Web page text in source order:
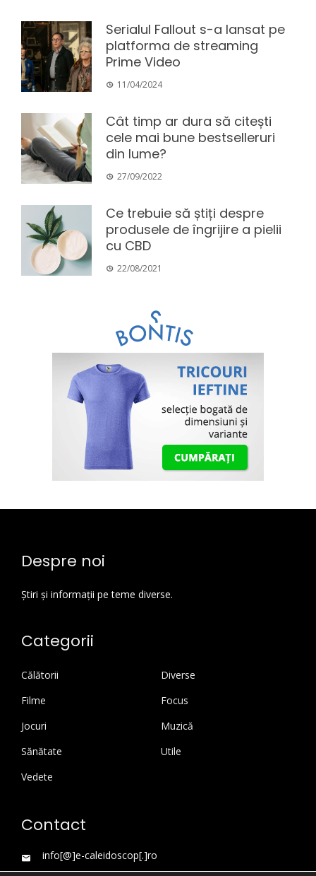
Serialul Fallout s-a lansat pe
platforma de streaming
Prime Video
11/04/2024
Cât timp ar dura să citești
cele mai bune bestselleruri
din lume?
27/09/2022
Ce trebuie să știți despre
produsele de îngrijire a pielii
cu CBD
22/08/2021
Despre noi
Știri și informații pe teme diverse.
Categorii
Călătorii
Diverse
Filme
Focus
Jocuri
Muzică
Sănătate
Utile
Vedete
Contact
info[@]e-caleidoscop[.]ro